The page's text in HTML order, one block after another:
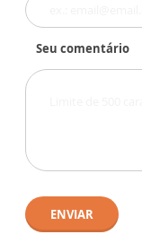
Seu comentário
ENVIAR